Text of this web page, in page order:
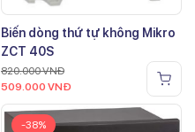
Biến dòng thứ tự không Mikro
ZCT 40S
820.000VNĐ
509.000 VNĐ
-38%